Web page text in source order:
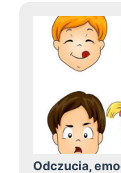
Odczucia,